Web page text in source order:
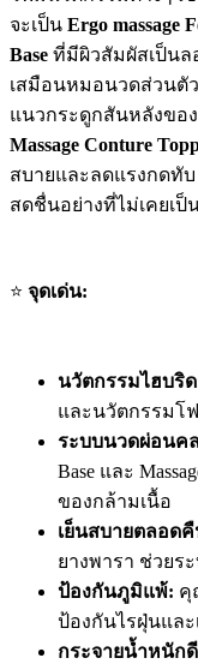
จะเป็น Ergo massage
Base ที่มีผิวสัมผัสเป็นล
เสมือนหมอนวดส่วนตั
แนวกระดูกสันหลังขอ
Massage Conture
สบายและลดแรงกด
สดชื่นอย่างที่ไม่เคยเป็
⭐ จุดเด่น:
นวัตกรรมไฮบริ
และนวัตกรรมโ
ระบบนวดผ่อนค
Base และ
ของกล้ามเนื้อ
เย็นสบายตลอด
ยางพารา ช่วยร
ป้องกันภูมิแพ้: คุ
ป้องกันไรฝุ่นและ
กระจายน้ำหนักดี